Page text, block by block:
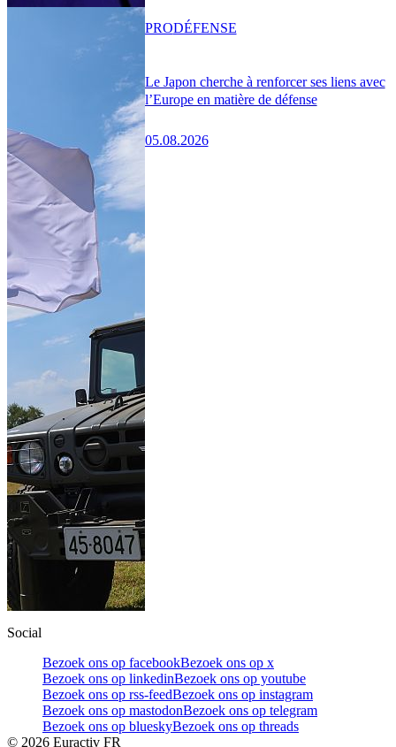
Le Japon cherche à renforcer ses liens avec
l’Europe en matière de défense
05.08.2026
PRODÉFENSE
Social
Bezoek ons op facebookBezoek ons op x
Bezoek ons op linkedinBezoek ons op youtube
Bezoek ons op rss-feedBezoek ons op instagram
Bezoek ons op mastodonBezoek ons op telegram
Bezoek ons op blueskyBezoek ons op threads
© 2026 Euractiv FR